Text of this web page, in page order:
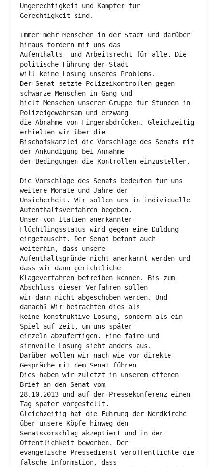
Ungerechtigkeit und Kämpfer für
Gerechtigkeit sind.
Immer mehr Menschen in der Stadt und darüber
hinaus fordern mit uns das
Aufenthalts- und Arbeitsrecht für alle. Die
politische Führung der Stadt
will keine Lösung unseres Problems.
Der Senat setzte Polizeikontrollen gegen
schwarze Menschen in Gang und
hielt Menschen unserer Gruppe für Stunden in
Polizeigewahrsam und erzwang
die Abnahme von Fingerabdrücken. Gleichzeitig
erhielten wir über die
Bischofskanzlei die Vorschläge des Senats mit
der Ankündigung bei Annahme
der Bedingungen die Kontrollen einzustellen.
Die Vorschläge des Senats bedeuten für uns
weitere Monate und Jahre der
Unsicherheit. Wir sollen uns in individuelle
Aufenthaltsverfahren begeben.
Unser von Italien anerkannter
Flüchtlingsstatus wird gegen eine Duldung
eingetauscht. Der Senat betont auch
weiterhin, dass unsere
Aufenthaltsgründe nicht anerkannt werden und
dass wir dann gerichtliche
Klageverfahren betreiben können. Bis zum
Abschluss dieser Verfahren sollen
wir dann nicht abgeschoben werden. Und
danach? Wir betrachten dies als
keine konstruktive Lösung, sondern als ein
Spiel auf Zeit, um uns später
einzeln abzufertigen. Eine faire und
sinnvolle Lösung sieht anders aus.
Darüber wollen wir nach wie vor direkte
Gespräche mit dem Senat führen.
Dies haben wir zuletzt in unserem offenen
Brief an den Senat vom
28.10.2013 und auf der Pressekonferenz einen
Tag später vorgestellt.
Gleichzeitig hat die Führung der Nordkirche
über unsere Köpfe hinweg den
Senatsvorschlag akzeptiert und in der
Öffentlichkeit beworben. Der
evangelische Pressedienst veröffentlichte die
falsche Information, dass